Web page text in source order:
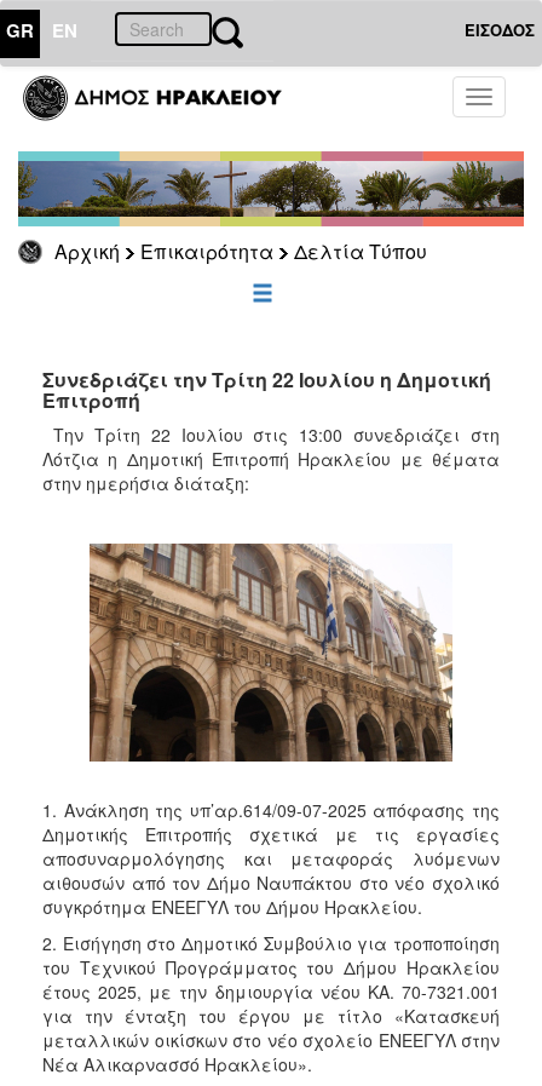
GR EN ΕΙΣΟΔΟΣ
Toggle
Αρχική Επικαιρότητα Δελτία Τύπου
ΕΠΙΚΑΙΡΟΤΗΤΑ
Τύπου
Αρχείο
ΕΠΙΣΚΕΠΤΗΣ
ΗΡΑΚΛΕΙΟ
Συνεδριάζει την Τρίτη 22 Ιουλίου η Δημοτική
Επιτροπή
Την Τρίτη 22 Ιουλίου στις 13:00 συνεδριάζει στη
Λότζια η Δημοτική Επιτροπή Ηρακλείου με θέματα
στην ημερήσια διάταξη:
1. Ανάκληση της υπ’αρ.614/09-07-2025 απόφασης της
Δημοτικής Επιτροπής σχετικά με τις εργασίες
αποσυναρμολόγησης και μεταφοράς λυόμενων
αιθουσών από τον Δήμο Ναυπάκτου στο νέο σχολικό
συγκρότημα ΕΝΕΕΓΥΛ του Δήμου Ηρακλείου.
2. Εισήγηση στο Δημοτικό Συμβούλιο για τροποποίηση
του Τεχνικού Προγράμματος του Δήμου Ηρακλείου
έτους 2025, με την δημιουργία νέου ΚΑ. 70-7321.001
για την ένταξη του έργου με τίτλο «Κατασκευή
μεταλλικών οικίσκων στο νέο σχολείο ΕΝΕΕΓΥΛ στην
Νέα Αλικαρνασσό Ηρακλείου».